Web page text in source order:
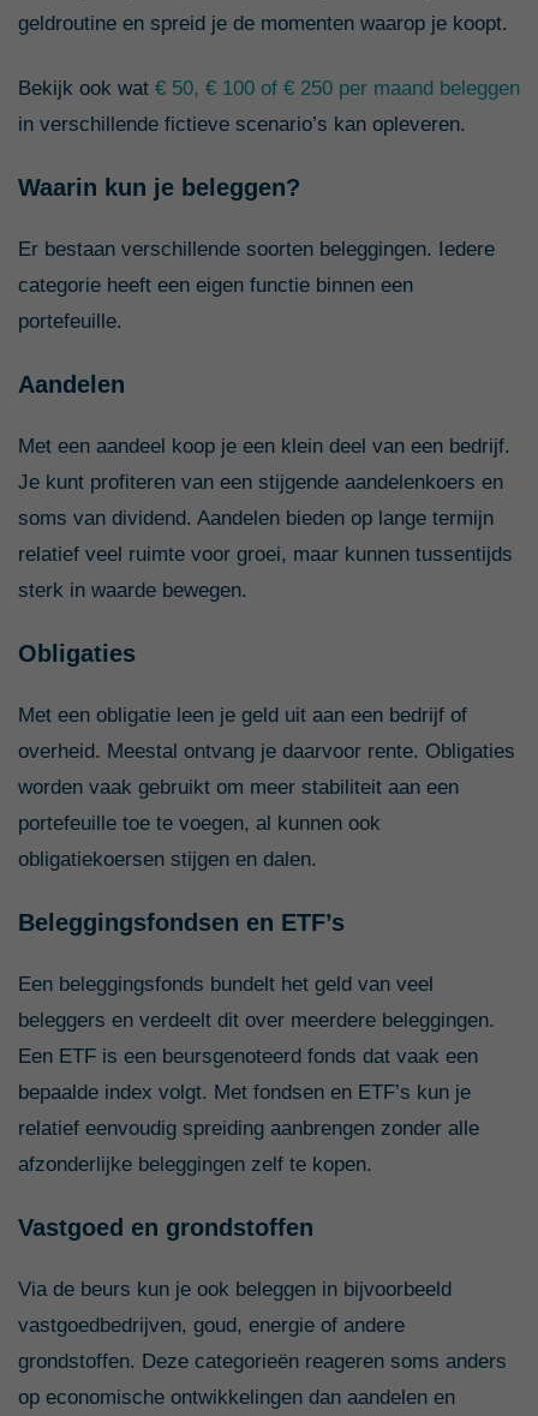
geldroutine en spreid je de momenten waarop je koopt.
Bekijk ook wat € 50, € 100 of € 250 per maand beleggen
in verschillende fictieve scenario’s kan opleveren.
Waarin kun je beleggen?
Er bestaan verschillende soorten beleggingen. Iedere
categorie heeft een eigen functie binnen een
portefeuille.
Aandelen
Met een aandeel koop je een klein deel van een bedrijf.
Je kunt profiteren van een stijgende aandelenkoers en
soms van dividend. Aandelen bieden op lange termijn
relatief veel ruimte voor groei, maar kunnen tussentijds
sterk in waarde bewegen.
Obligaties
Met een obligatie leen je geld uit aan een bedrijf of
overheid. Meestal ontvang je daarvoor rente. Obligaties
worden vaak gebruikt om meer stabiliteit aan een
portefeuille toe te voegen, al kunnen ook
obligatiekoersen stijgen en dalen.
Beleggingsfondsen en ETF’s
Een beleggingsfonds bundelt het geld van veel
beleggers en verdeelt dit over meerdere beleggingen.
Een ETF is een beursgenoteerd fonds dat vaak een
bepaalde index volgt. Met fondsen en ETF’s kun je
relatief eenvoudig spreiding aanbrengen zonder alle
afzonderlijke beleggingen zelf te kopen.
Vastgoed en grondstoffen
Via de beurs kun je ook beleggen in bijvoorbeeld
vastgoedbedrijven, goud, energie of andere
grondstoffen. Deze categorieën reageren soms anders
op economische ontwikkelingen dan aandelen en